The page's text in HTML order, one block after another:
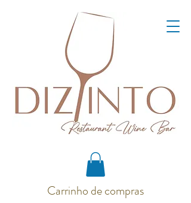
Carrinho de compras